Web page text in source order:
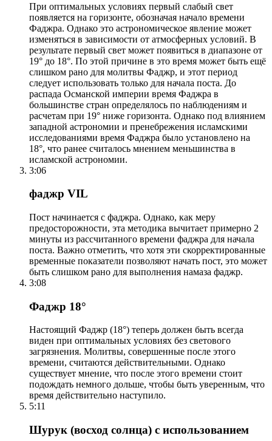
При оптимальных условиях первый слабый свет
появляется на горизонте, обозначая начало времени
Фаджра. Однако это астрономическое явление может
изменяться в зависимости от атмосферных условий. В
результате первый свет может появиться в диапазоне от
19° до 18°. По этой причине в это время может быть ещё
слишком рано для молитвы Фаджр, и этот период
следует использовать только для начала поста. До
распада Османской империи время Фаджра в
большинстве стран определялось по наблюдениям и
расчетам при 19° ниже горизонта. Однако под влиянием
западной астрономии и пренебрежения исламскими
исследованиями время Фаджра было установлено на
18°, что ранее считалось мнением меньшинства в
исламской астрономии.
3:06
фаджр VIL
Пост начинается с фаджра. Однако, как меру
предосторожности, эта методика вычитает примерно 2
минуты из рассчитанного времени фаджра для начала
поста. Важно отметить, что хотя эти скорректированные
временные показатели позволяют начать пост, это может
быть слишком рано для выполнения намаза фаджр.
3:08
Фаджр 18°
Настоящий Фаджр (18°) теперь должен быть всегда
виден при оптимальных условиях без светового
загрязнения. Молитвы, совершенные после этого
времени, считаются действительными. Однако
существует мнение, что после этого времени стоит
подождать немного дольше, чтобы быть уверенным, что
время действительно наступило.
5:11
Шурук (восход солнца) с использованием